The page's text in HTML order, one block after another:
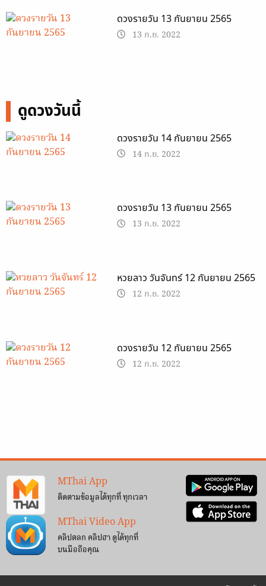
ดวงรายวัน 13 กันยายน 2565
13 ก.ย. 2022
ดูดวงวันนี้
ดวงรายวัน 14 กันยายน 2565
14 ก.ย. 2022
ดวงรายวัน 13 กันยายน 2565
13 ก.ย. 2022
หวยลาว วันจันทร์ 12 กันยายน 2565
12 ก.ย. 2022
ดวงรายวัน 12 กันยายน 2565
12 ก.ย. 2022
MThai App
ติดตามข้อมูลได้ทุกที่ ทุกเวลา
MThai Video App
คลิปตลก คลิปฮา ดูได้ทุกที่
บนมือถือคุณ